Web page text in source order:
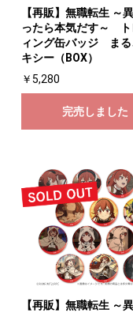
【再販】無職転生 ～
ったら本気だす～ ト
ィング缶バッジ まる
キシー（BOX）
￥5,280
完売しました
【再販】無職転生 ～